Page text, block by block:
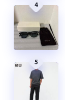
4
5